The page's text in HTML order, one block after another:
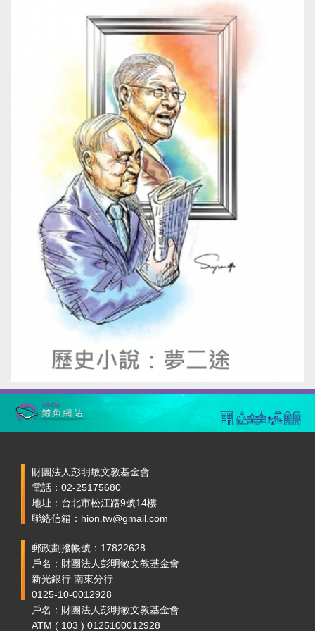
財團法人彭明敏文教基金會
電話：02-25175680
地址：台北市松江路9號14樓
聯絡信箱：hion.tw@gmail.com
郵政劃撥帳號：17822628
戶名：財團法人彭明敏文教基金會
新光銀行 南東分行
0125-10-0012928
戶名：財團法人彭明敏文教基金會
ATM ( 103 ) 0125100012928